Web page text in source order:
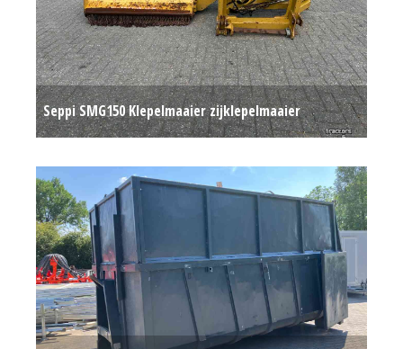
Seppi SMG150 Klepelmaaier zijklepelmaaier